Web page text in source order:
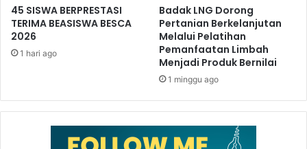
Bafco merupakan bentuk dukungan penuh Badak LNG
terhadap peningkatan kualitas sumber daya manusia di
45 SISWA BERPRESTASI
TERIMA BEASISWA BESCA
2026
1 hari ago
Badak LNG Dorong
Pertanian Berkelanjutan
Melalui Pelatihan
Pemanfaatan Limbah
Menjadi Produk Bernilai
1 minggu ago